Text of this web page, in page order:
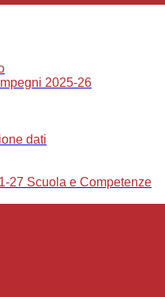
2025-26
dati
27 Scuola e Competenze